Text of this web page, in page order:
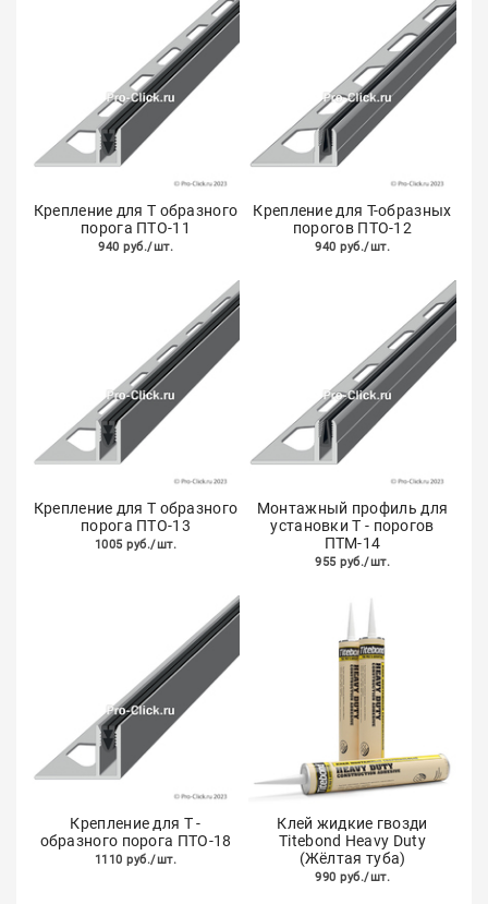
Крепление для Т образного
порога ПТО-11
940 руб./шт.
Крепление для Т-образных
порогов ПТО-12
940 руб./шт.
Крепление для Т образного
порога ПТО-13
1005 руб./шт.
Монтажный профиль для
установки Т - порогов
ПТМ-14
955 руб./шт.
Крепление для Т -
образного порога ПТО-18
1110 руб./шт.
Клей жидкие гвозди
Titebond Heavy Duty
(Жёлтая туба)
990 руб./шт.